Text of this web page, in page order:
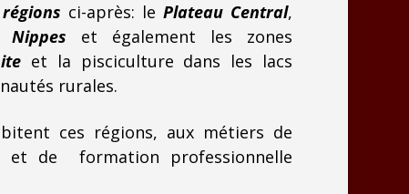
régions ci-après: lePlateau Central,
Nippes et également les zones
et la pisciculture dans les lacs
rurales.
ces régions, aux métiers de
et de formation professionnelle